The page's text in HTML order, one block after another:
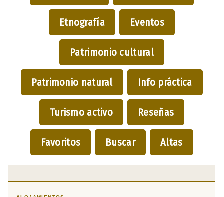
Etnografía Eventos
Patrimonio cultural
Patrimonio natural Info práctica
Turismo activo Reseñas
Favoritos Buscar Altas